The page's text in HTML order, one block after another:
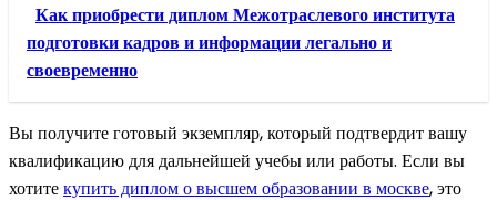
Как приобрести диплом Межотраслевого института
подготовки кадров и информации легально и
своевременно
Вы получите готовый экземпляр, который подтвердит вашу
квалификацию для дальнейшей учебы или работы. Если вы
хотитекупить диплом о высшем образовании в москве, это